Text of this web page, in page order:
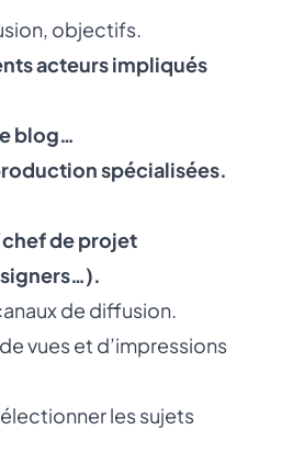
objectifs.
acteurs impliqués
blog…
spécialisées.
de projet
de diffusion.
vues et d’impressions
les sujets